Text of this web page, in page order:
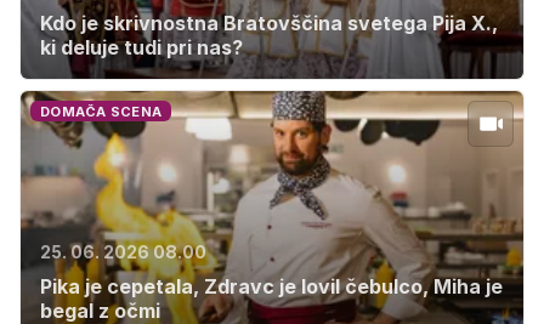
Kdo je skrivnostna Bratovščina svetega Pija X.,
ki deluje tudi pri nas?
DOMAČA SCENA
25. 06. 2026 08.00
Pika je cepetala, Zdravc je lovil čebulco, Miha je
begal z očmi